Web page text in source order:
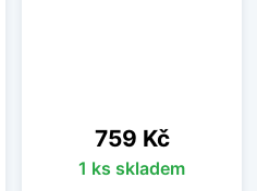
Cena
759 Kč
1 ks skladem